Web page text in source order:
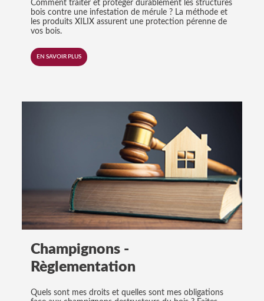
Comment traiter et protéger durablement les structures
bois contre une infestation de mérule ? La méthode et
les produits XILIX assurent une protection pérenne de
vos bois.
EN SAVOIR PLUS
Champignons -
Règlementation
Quels sont mes droits et quelles sont mes obligations